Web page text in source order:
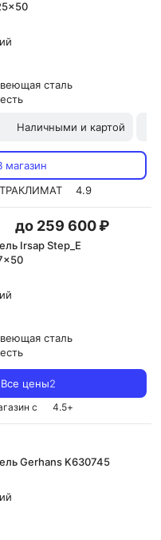
сталь
есть
Наличными и картой
магазин
4.9
до 259 600 ₽
Irsap Step_E
сталь
есть
Все цены2
с 4.5+
Gerhans K630745